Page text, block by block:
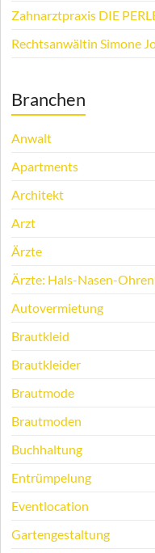
Zahnarztpraxis DIE
Rechtsanwältin Simone
Branchen
Anwalt
Apartments
Architekt
Arzt
Ärzte
Ärzte: Hals-Nasen-
Autovermietung
Brautkleid
Brautkleider
Brautmode
Brautmoden
Buchhaltung
Entrümpelung
Eventlocation
Gartengestaltung